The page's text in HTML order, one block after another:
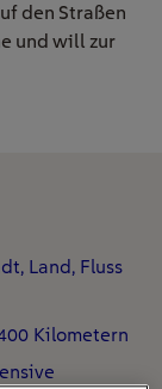
den Straßen
und will zur
Land, Fluss
Kilometern